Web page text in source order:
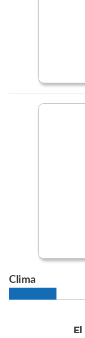
Clima